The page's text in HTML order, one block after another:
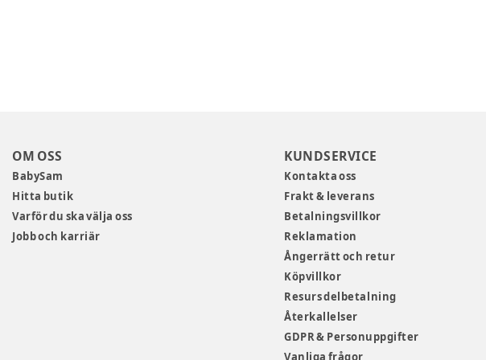
OM OSS
BabySam
Hitta butik
Varför du ska välja oss
Jobb och karriär
KUNDSERVICE
Kontakta oss
Frakt & leverans
Betalningsvillkor
Reklamation
Ångerrätt och retur
Köpvillkor
Resurs delbetalning
Återkallelser
GDPR & Personuppgifter
Vanliga frågor